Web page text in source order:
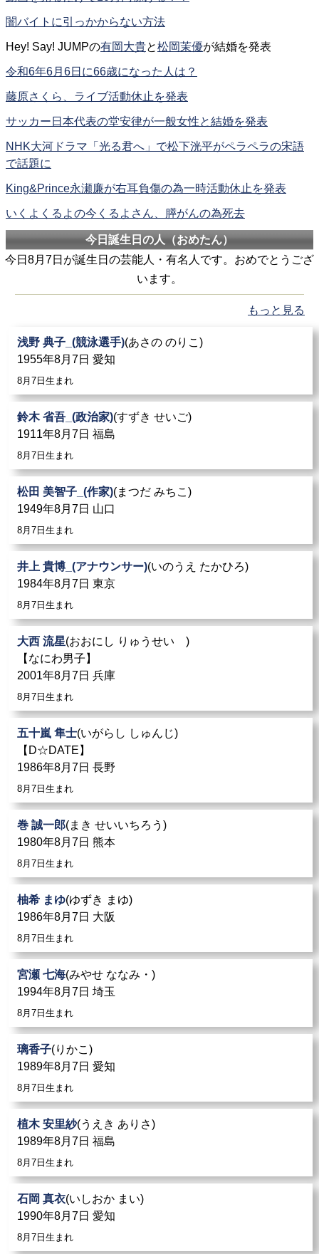
闇バイトに引っかからない方法
Hey! Say! JUMPの有岡大貴と松岡茉優が結婚を発表
令和6年6月6日に66歳になった人は？
藤原さくら、ライブ活動休止を発表
サッカー日本代表の堂安律が一般女性と結婚を発表
NHK大河ドラマ「光る君へ」で松下洸平がペラペラの宋語
で話題に
King&Prince永瀬廉が右耳負傷の為一時活動休止を発表
いくよくるよの今くるよさん、膵がんの為死去
今日誕生日の人（おめたん）
今日8月7日が誕生日の芸能人・有名人です。おめでとうござ
います。
もっと見る
浅野 典子_(競泳選手)(あさの のりこ)
1955年8月7日 愛知
8月7日生まれ
鈴木 省吾_(政治家)(すずき せいご)
1911年8月7日 福島
8月7日生まれ
松田 美智子_(作家)(まつだ みちこ)
1949年8月7日 山口
8月7日生まれ
井上 貴博_(アナウンサー)(いのうえ たかひろ)
1984年8月7日 東京
8月7日生まれ
大西 流星(おおにし りゅうせい )
【なにわ男子】
2001年8月7日 兵庫
8月7日生まれ
五十嵐 隼士(いがらし しゅんじ)
【D☆DATE】
1986年8月7日 長野
8月7日生まれ
巻 誠一郎(まき せいいちろう)
1980年8月7日 熊本
8月7日生まれ
柚希 まゆ(ゆずき まゆ)
1986年8月7日 大阪
8月7日生まれ
宮瀬 七海(みやせ ななみ・)
1994年8月7日 埼玉
8月7日生まれ
璃香子(りかこ)
1989年8月7日 愛知
8月7日生まれ
植木 安里紗(うえき ありさ)
1989年8月7日 福島
8月7日生まれ
石岡 真衣(いしおか まい)
1990年8月7日 愛知
8月7日生まれ